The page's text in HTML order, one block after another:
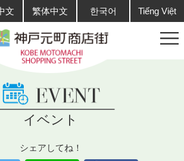
文 繁体中文 한국어 Tiếng Việt
イベント
シェアしてね！